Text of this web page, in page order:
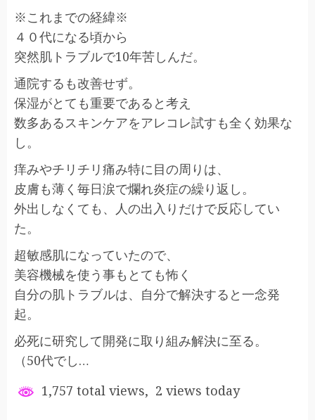
※これまでの経緯※
４０代になる頃から
突然肌トラブルで10年苦しんだ。
通院するも改善せず。
保湿がとても重要であると考え
数多あるスキンケアをアレコレ試すも全く効果な
し。
痒みやチリチリ痛み特に目の周りは、
皮膚も薄く毎日涙で爛れ炎症の繰り返し。
外出しなくても、人の出入りだけで反応してい
た。
超敏感肌になっていたので、
美容機械を使う事もとても怖く
自分の肌トラブルは、自分で解決すると一念発
起。
必死に研究して開発に取り組み解決に至る。
（50代でし…
1,757 total views, 2 views today